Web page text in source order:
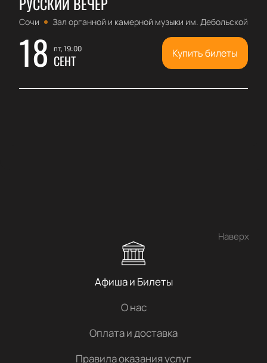
Сочи Зал органной и камерной музыки им. Дебольской
18 пт, 19:00
СЕНТ Купить билеты
Наверх
Афиша и Билеты
О нас
Оплата и доставка
Правила оказания услуг